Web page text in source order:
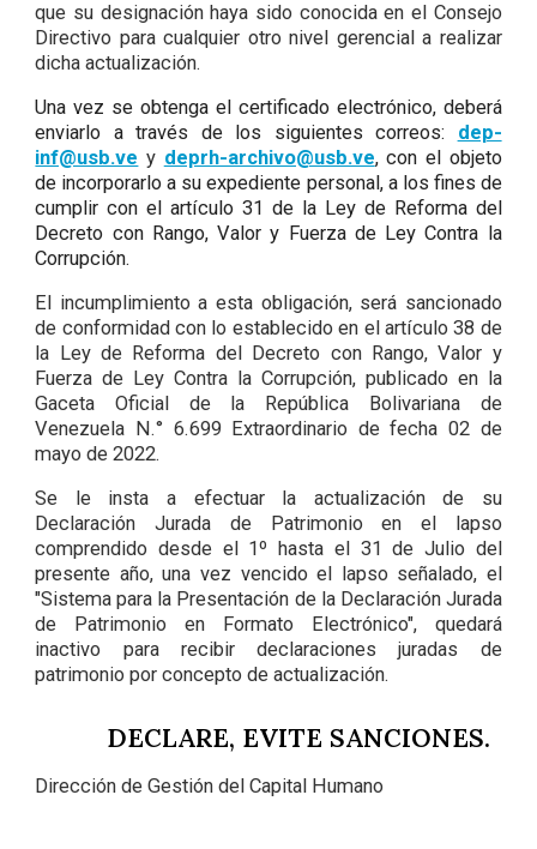
que su designación haya sido conocida en el Consejo
Directivo para cualquier otro nivel gerencial a realizar
dicha actualización.
Una vez se obtenga el certificado electrónico, deberá
enviarlo a través de los siguientes correos: dep-
inf@usb.ve y deprh-archivo@usb.ve, con el objeto
de incorporarlo a su expediente personal, a los fines de
cumplir con el artículo 31 de la Ley de Reforma del
Decreto con Rango, Valor y Fuerza de Ley Contra la
Corrupción.
El incumplimiento a esta obligación, será sancionado
de conformidad con lo establecido en el artículo 38 de
la Ley de Reforma del Decreto con Rango, Valor y
Fuerza de Ley Contra la Corrupción, publicado en la
Gaceta Oficial de la República Bolivariana de
Venezuela N.° 6.699 Extraordinario de fecha 02 de
mayo de 2022.
Se le insta a efectuar la actualización de su
Declaración Jurada de Patrimonio en el lapso
comprendido desde el 1º hasta el 31 de Julio del
presente año, una vez vencido el lapso señalado, el
"Sistema para la Presentación de la Declaración Jurada
de Patrimonio en Formato Electrónico", quedará
inactivo para recibir declaraciones juradas de
patrimonio por concepto de actualización.
DECLARE, EVITE SANCIONES.
Dirección de Gestión del Capital Humano